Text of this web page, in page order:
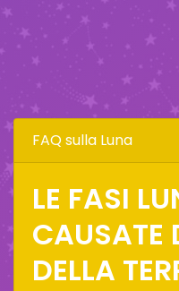
FAQ sulla Luna
LE FASI
CAUSATE
DELLA